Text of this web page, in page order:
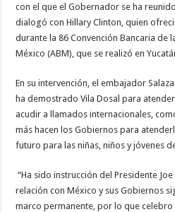
con el que el Gobernador se ha
dialogó con Hillary Clinton, quien
durante la 86 Convención Bancaria de
México (ABM), que se realizó en
En su intervención, el embajador
ha demostrado Vila Dosal para
acudir a llamados internacionales,
más hacen los Gobiernos para
futuro para las niñas, niños y jóvenes
“Ha sido instrucción del Presidente
relación con México y sus Gobiernos
marco permanente, por lo que celebro